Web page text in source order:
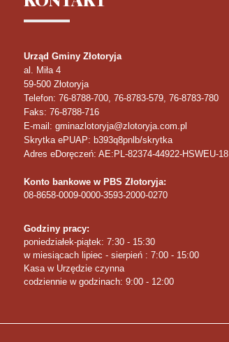
Urząd Gminy Złotoryja
al. Miła 4
59-500 Złotoryja
Telefon: 76-8788-700, 76-8783-579, 76-8783-780
Faks: 76-8788-716
E-mail: gminazlotoryja@zlotoryja.com.pl
Skrytka ePUAP: b393q8pnlb/skrytka
Adres eDoręczeń: AE:PL-82374-44922-HSWEU-18
Konto bankowe w PBS Złotoryja:
08-8658-0009-0000-3593-2000-0270
Godziny pracy:
poniedziałek-piątek: 7:30 - 15:30
w miesiącach lipiec - sierpień : 7:00 - 15:00
Kasa w Urzędzie czynna
codziennie w godzinach: 9:00 - 12:00